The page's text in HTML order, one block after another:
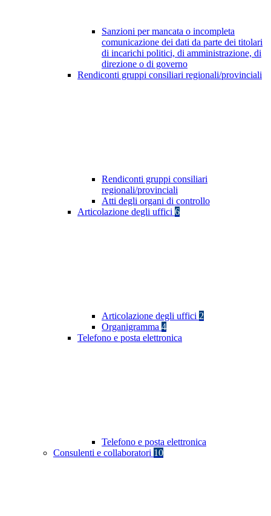
Sanzioni per mancata o incompleta
comunicazione dei dati da parte dei titolari
di incarichi politici, di amministrazione, di
direzione o di governo
Rendiconti gruppi consiliari regionali/provinciali
Rendiconti gruppi consiliari
regionali/provinciali
Atti degli organi di controllo
Articolazione degli uffici 6
Articolazione degli uffici 2
Organigramma 4
Telefono e posta elettronica
Telefono e posta elettronica
Consulenti e collaboratori 10